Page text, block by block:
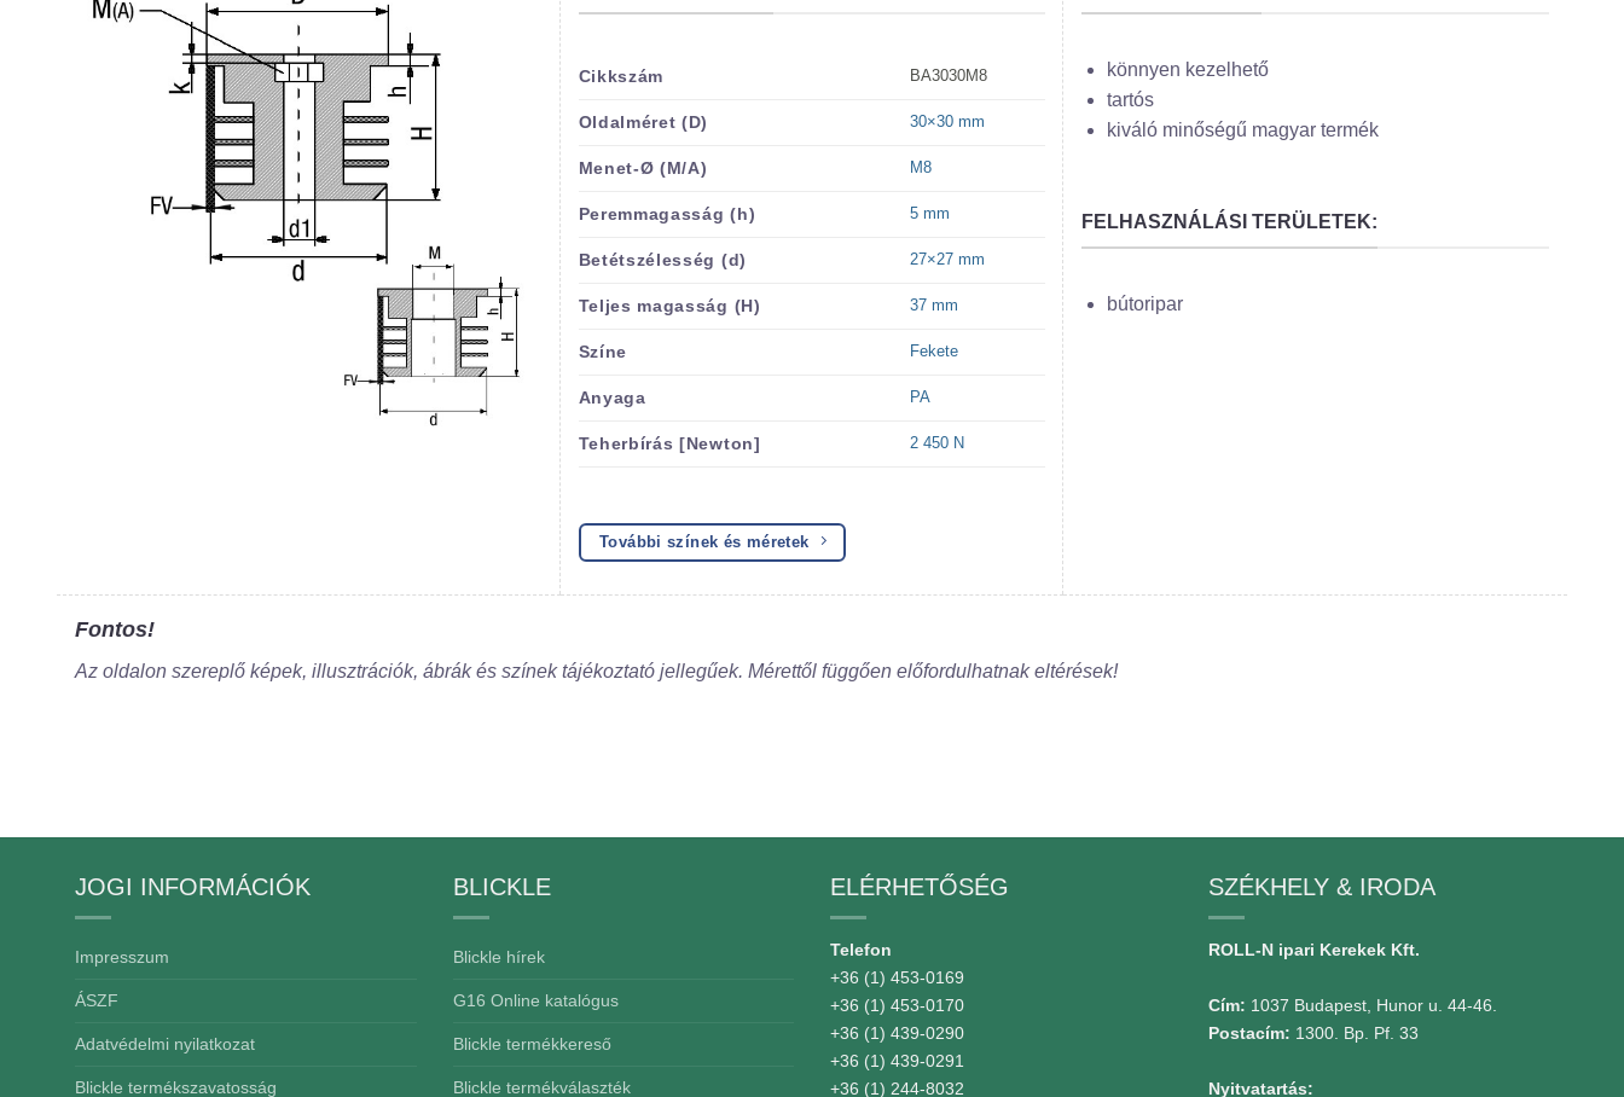
Cikkszám BA3030M8
Oldalméret (D) 30×30 mm
Menet-Ø (M/A) M8
Peremmagasság (h) 5 mm
Betétszélesség (d) 27×27 mm
Teljes magasság (H) 37 mm
Színe Fekete
Anyaga PA
Teherbírás [Newton] 2 450 N
További színek és méretek
könnyen kezelhető
tartós
kiváló minőségű magyar termék
FELHASZNÁLÁSI TERÜLETEK:
bútoripar
Fontos!
Az oldalon szereplő képek, illusztrációk, ábrák és színek tájékoztató jellegűek. Mérettől függően előfordulhatnak eltérések!
JOGI INFORMÁCIÓK
Impresszum
ÁSZF
Adatvédelmi nyilatkozat
Blickle termékszavatosság
BLICKLE
Blickle hírek
G16 Online katalógus
Blickle termékkereső
Blickle termékválaszték
ELÉRHETŐSÉG
Telefon
+36 (1) 453-0169
+36 (1) 453-0170
+36 (1) 439-0290
+36 (1) 439-0291
+36 (1) 244-8032
SZÉKHELY & IRODA
ROLL-N ipari Kerekek Kft.
Cím: 1037 Budapest, Hunor u. 44-46.
Postacím: 1300. Bp. Pf. 33
Nyitvatartás: